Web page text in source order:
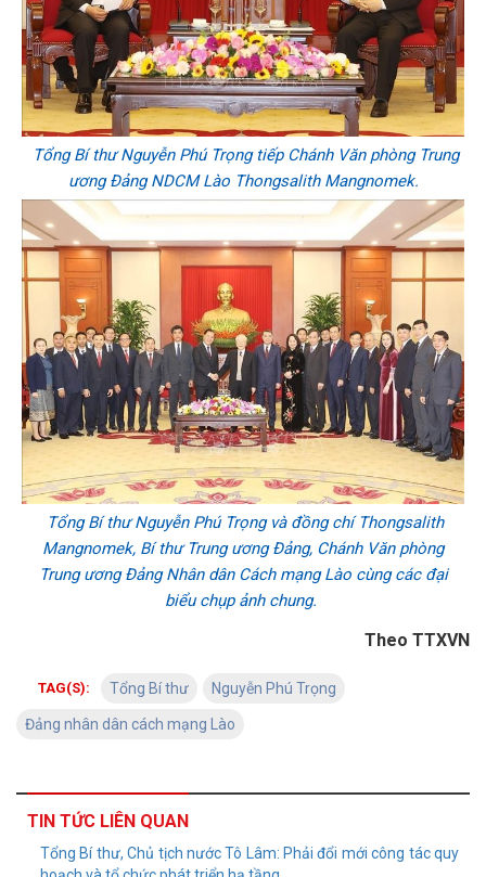
Tổng Bí thư Nguyễn Phú Trọng tiếp Chánh Văn phòng Trung
ương Đảng NDCM Lào Thongsalith Mangnomek.
Tổng Bí thư Nguyễn Phú Trọng và đồng chí Thongsalith
Mangnomek, Bí thư Trung ương Đảng, Chánh Văn phòng
Trung ương Đảng Nhân dân Cách mạng Lào cùng các đại
biểu chụp ảnh chung.
Theo TTXVN
TAG(S): Tổng Bí thư Nguyễn Phú Trọng
Đảng nhân dân cách mạng Lào
TIN TỨC LIÊN QUAN
Tổng Bí thư, Chủ tịch nước Tô Lâm: Phải đổi mới công tác quy